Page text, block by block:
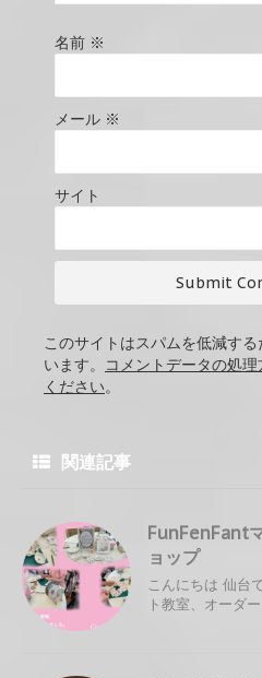
名前 ※
メール ※
サイト
このサイトはスパムを低減す
います。
コメントデータの処
ください。
関連記事
FunFenFant
ョップ
こんにちは 仙台
ト教室、オーダ